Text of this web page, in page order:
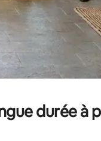
durée à